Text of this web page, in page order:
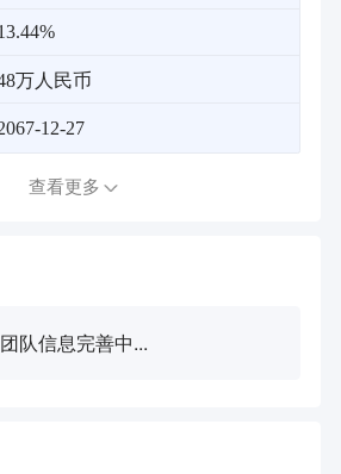
万人民币
12-27
查看更多
团队信息完善中...